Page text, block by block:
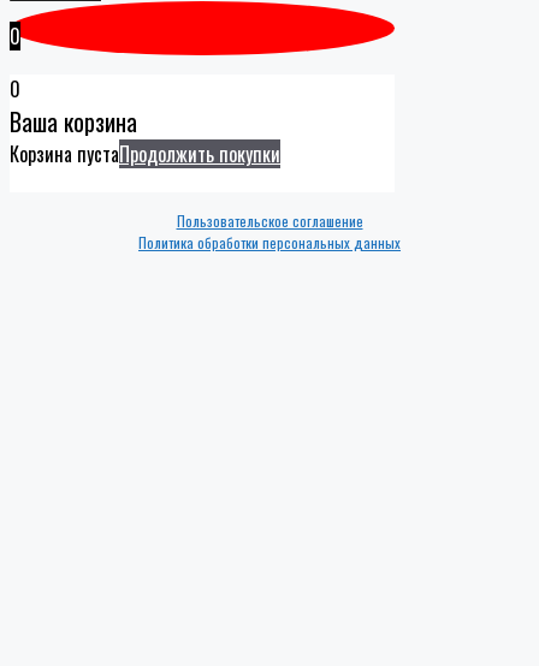
0
0
Ваша корзина
Корзина пустаПродолжить покупки
Пользовательское соглашение
Политика обработки персональных данных